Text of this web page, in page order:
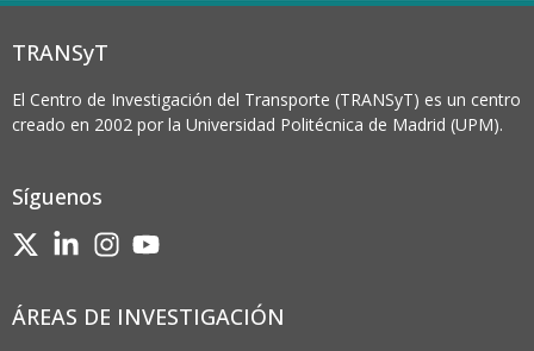
TRANSyT
El Centro de Investigación del Transporte (TRANSyT) es un centro
creado en 2002 por la Universidad Politécnica de Madrid (UPM).
Síguenos
ÁREAS DE INVESTIGACIÓN